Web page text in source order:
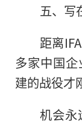
五、写
距离
多家中国
建的战役才
机会永